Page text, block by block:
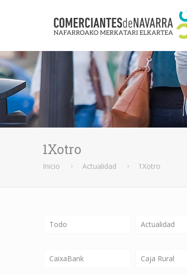
1Xotro
Inicio Actualidad 1Xotro
Todo Actualidad
CaixaBank Caja Rural